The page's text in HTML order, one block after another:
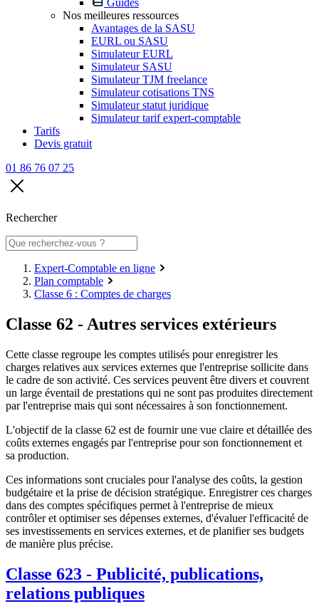
Guides
Nos meilleures ressources
Avantages de la SASU
EURL ou SASU
Simulateur EURL
Simulateur SASU
Simulateur TJM freelance
Simulateur cotisations TNS
Simulateur statut juridique
Simulateur tarif expert-comptable
Tarifs
Devis gratuit
01 86 76 07 25
Rechercher
Expert-Comptable en ligne
Plan comptable
Classe 6 : Comptes de charges
Classe 62 - Autres services extérieurs
Cette classe regroupe les comptes utilisés pour enregistrer les
charges relatives aux services externes que l'entreprise sollicite dans
le cadre de son activité. Ces services peuvent être divers et couvrent
un large éventail de prestations qui ne sont pas produites directement
par l'entreprise mais qui sont nécessaires à son fonctionnement.
L'objectif de la classe 62 est de fournir une vue claire et détaillée des
coûts externes engagés par l'entreprise pour son fonctionnement et
sa production.
Ces informations sont cruciales pour l'analyse des coûts, la gestion
budgétaire et la prise de décision stratégique. Enregistrer ces charges
dans des comptes spécifiques permet à l'entreprise de mieux
contrôler et optimiser ses dépenses externes, d'évaluer l'efficacité de
ses investissements en services externes, et de planifier ses budgets
de manière plus précise.
Classe 623 - Publicité, publications,
relations publiques